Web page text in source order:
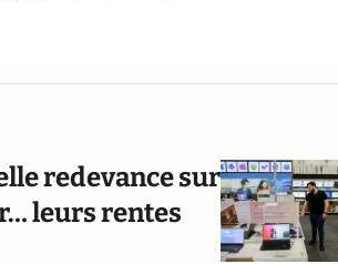
redevance sur
leurs rentes